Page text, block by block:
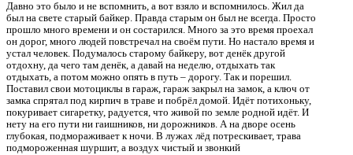
Давно это было и не вспомнить, а вот взяло и вспомнилось. Жил да
был на свете старый байкер. Правда старым он был не всегда. Просто
прошло много времени и он состарился. Много за это время проехал
он дорог, много людей повстречал на своём пути. Но настало время и
устал человек. Подумалось старому байкеру, вот денёк другой
отдохну, да чего там денёк, а давай на неделю, отдыхать так
отдыхать, а потом можно опять в путь – дорогу. Так и порешил.
Поставил свои мотоциклы в гараж, гараж закрыл на замок, а ключ от
замка спрятал под кирпич в траве и побрёл домой. Идёт потихоньку,
покуривает сигаретку, радуется, что живой по земле родной идёт. И
нету на его пути ни гаишников, ни дорожников. А на дворе осень
глубокая, подмораживает к ночи. В лужах лёд потрескивает, трава
подмороженная шуршит, а воздух чистый и звонкий